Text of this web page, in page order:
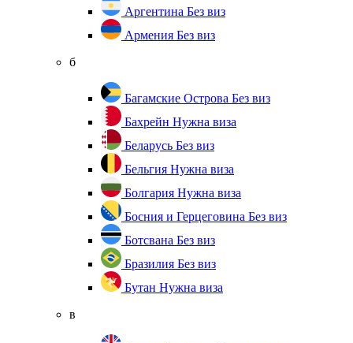
Аргентина Без виз
Армения Без виз
б
Багамские Острова Без виз
Бахрейн Нужна виза
Беларусь Без виз
Бельгия Нужна виза
Болгария Нужна виза
Босния и Герцеговина Без виз
Ботсвана Без виз
Бразилия Без виз
Бутан Нужна виза
в